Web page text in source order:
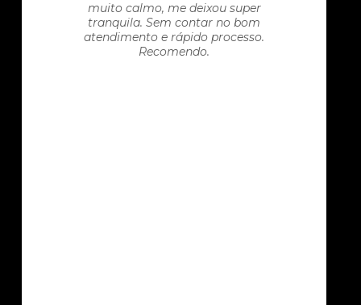
muito calmo, me deixou super
tranquila. Sem contar no bom
atendimento e rápido processo.
Recomendo.